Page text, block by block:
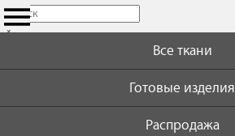
×
Все ткани
Готовые изделия
Распродажа